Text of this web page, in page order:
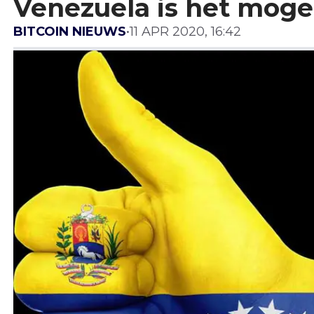
Venezuela is het
BITCOIN NIEUWS•11 APR 2020, 16:42